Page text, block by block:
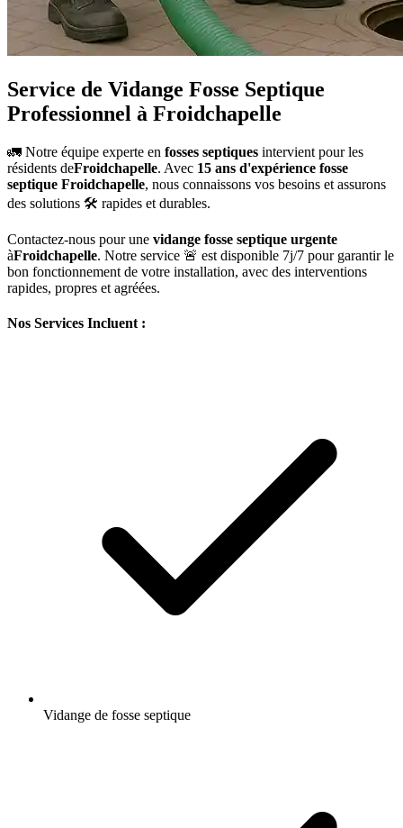
Service de Vidange Fosse Septique
Professionnel à Froidchapelle
🚛 Notre équipe experte en fosses septiques intervient pour les
résidents deFroidchapelle. Avec 15 ans d'expérience fosse
septique Froidchapelle, nous connaissons vos besoins et assurons
des solutions 🛠️ rapides et durables.
Contactez-nous pour une vidange fosse septique urgente
àFroidchapelle. Notre service 🚨 est disponible 7j/7 pour garantir le
bon fonctionnement de votre installation, avec des interventions
rapides, propres et agréées.
Nos Services Incluent :
Vidange de fosse septique